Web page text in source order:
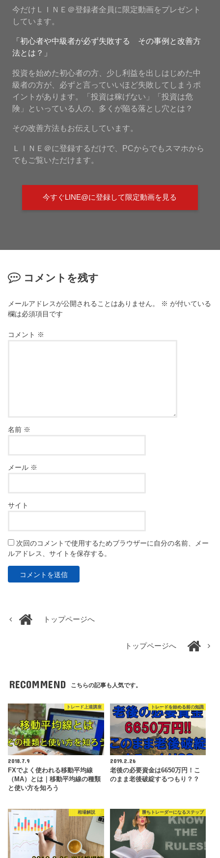
今だけＬＩＮＥ＠登録者全員に限定動画をプレゼント
しています。
「初心者や中級者が必ず失敗する その事例と改善方
法とは？」
投資を始めた初心者の方、少し利益を出しはじめた中
級者の方が、必ずと言っていいほど失敗してしまうポ
イントがあります。「投資は稼げない」「投資は危
険」といっている人の、多くが陥る落とし穴とは？
その改善方法もお伝えしています。
ＬＩＮＥ＠に登録するだけで、PCからでもスマホから
でもご覧いただけます。
今すぐLINE@に登録して限定動画を見る
コメントを残す
メールアドレスが公開されることはありません。 ※ が付いている
欄は必須項目です
コメント ※
名前 ※
メール ※
サイト
次回のコメントで使用するためブラウザーに自分の名前、メー
ルアドレス、サイトを保存する。
トップページへ
トップページへ
RECOMMEND こちらの記事も人気です。
トレード上達講座
2018.7.9
FXでよく使われる移動平均線
（MA）とは｜移動平均線の種類
と使い方を知ろう
トレードを始める前の知識
2019.2.26
老後の必要資金は6650万円！こ
のまま老後破綻するつもり？？
相場解説 勝ちトレーダーになるステップ